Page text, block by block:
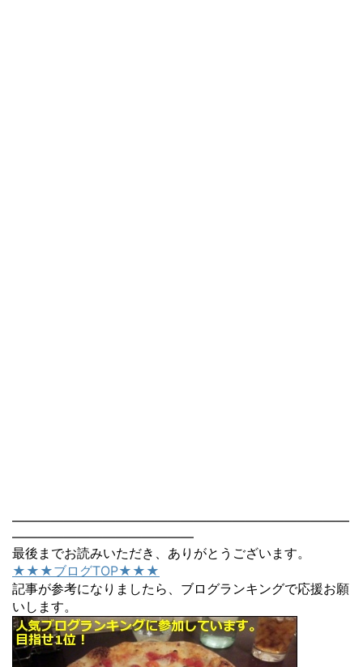
――――――――――――――――――――――――――
――――――――――――――
最後までお読みいただき、ありがとうございます。
★★★ブログTOP★★★
記事が参考になりましたら、ブログランキングで応援お願
いします。